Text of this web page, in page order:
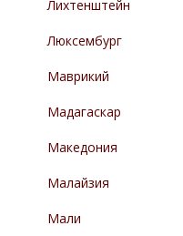
Лихтенштейн
Люксембург
Маврикий
Мадагаскар
Македония
Малайзия
Мали